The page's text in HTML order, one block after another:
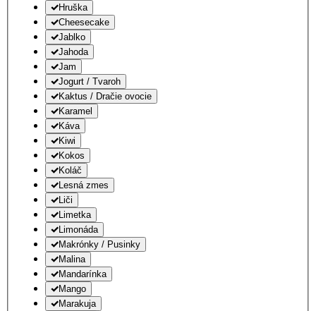
Hruška
Cheesecake
Jablko
Jahoda
Jam
Jogurt / Tvaroh
Kaktus / Dračie ovocie
Karamel
Káva
Kiwi
Kokos
Koláč
Lesná zmes
Liči
Limetka
Limonáda
Makrónky / Pusinky
Malina
Mandarínka
Mango
Marakuja